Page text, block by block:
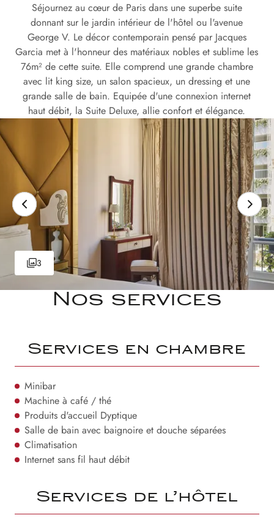
Séjournez au cœur de Paris dans une superbe suite
donnant sur le jardin intérieur de l'hôtel ou l'avenue
George V. Le décor contemporain pensé par Jacques
Garcia met à l'honneur des matériaux nobles et sublime les
76m² de cette suite. Elle comprend une grande chambre
avec lit king size, un salon spacieux, un dressing et une
grande salle de bain. Equipée d'une connexion internet
haut débit, la Suite Deluxe, allie confort et élégance.
3
Nos services
Services en chambre
Minibar
Machine à café / thé
Produits d'accueil Dyptique
Salle de bain avec baignoire et douche séparées
Climatisation
Internet sans fil haut débit
Services de l’hôtel